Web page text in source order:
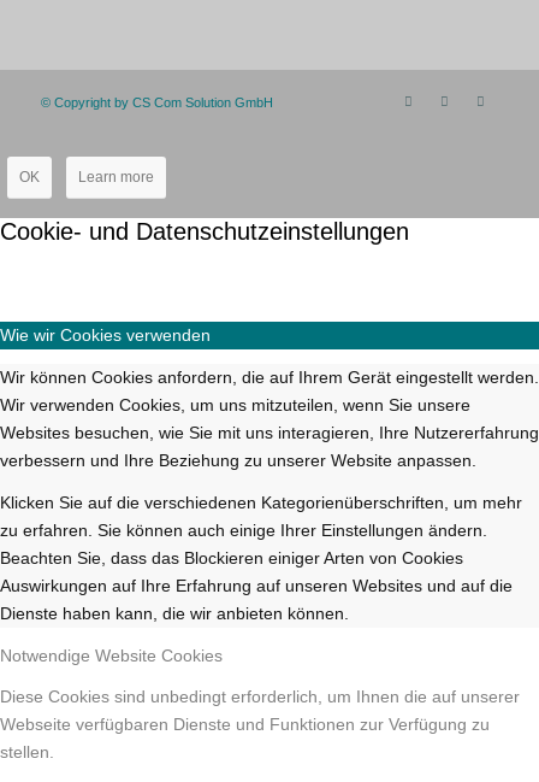
© Copyright by CS Com Solution GmbH
OK Learn more
Cookie- und Datenschutzeinstellungen
Wie wir Cookies verwenden
Wir können Cookies anfordern, die auf Ihrem Gerät eingestellt werden.
Wir verwenden Cookies, um uns mitzuteilen, wenn Sie unsere
Websites besuchen, wie Sie mit uns interagieren, Ihre Nutzererfahrung
verbessern und Ihre Beziehung zu unserer Website anpassen.
Klicken Sie auf die verschiedenen Kategorienüberschriften, um mehr
zu erfahren. Sie können auch einige Ihrer Einstellungen ändern.
Beachten Sie, dass das Blockieren einiger Arten von Cookies
Auswirkungen auf Ihre Erfahrung auf unseren Websites und auf die
Dienste haben kann, die wir anbieten können.
Notwendige Website Cookies
Diese Cookies sind unbedingt erforderlich, um Ihnen die auf unserer
Webseite verfügbaren Dienste und Funktionen zur Verfügung zu
stellen.